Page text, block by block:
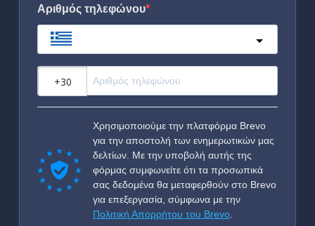
Αριθμός τηλεφώνου
Χρησιμοποιούμε την πλατφόρμα Brevo
για την αποστολή των ενημερωτικών μας
δελτίων. Με την υποβολή αυτής της
φόρμας συμφωνείτε ότι τα προσωπικά
σας δεδομένα θα μεταφερθούν στο Brevo
για επεξεργασία, σύμφωνα με την
Πολιτική Απορρήτου του Brevo